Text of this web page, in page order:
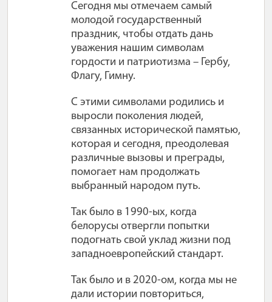
Сегодня мы отмечаем самый
молодой государственный
праздник, чтобы отдать дань
уважения нашим символам
гордости и патриотизма – Гербу,
Флагу, Гимну.
С этими символами родились и
выросли поколения людей,
связанных исторической памятью,
которая и сегодня, преодолевая
различные вызовы и преграды,
помогает нам продолжать
выбранный народом путь.
Так было в 1990-ых, когда
белорусы отвергли попытки
подогнать свой уклад жизни под
западноевропейский стандарт.
Так было и в 2020-ом, когда мы не
дали истории повториться,